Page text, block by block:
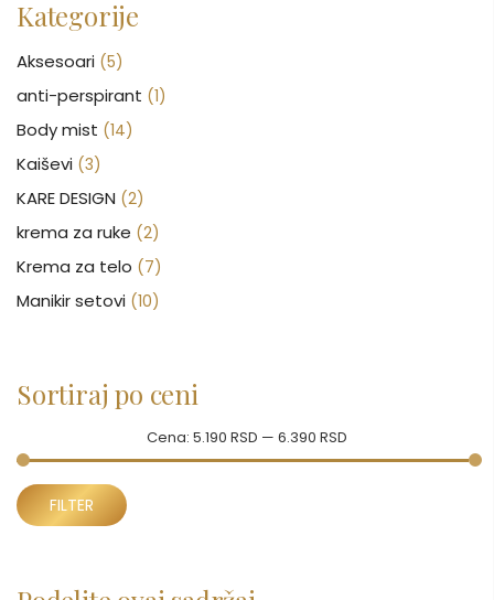
Kategorije
Aksesoari (5)
anti-perspirant (1)
Body mist (14)
Kaiševi (3)
KARE DESIGN (2)
krema za ruke (2)
Krema za telo (7)
Manikir setovi (10)
Nega lica (88)
Neseseri
Novčanici (50)
Sortiraj po ceni
FILTER
Cena: 5.190 RSD — 6.390 RSD